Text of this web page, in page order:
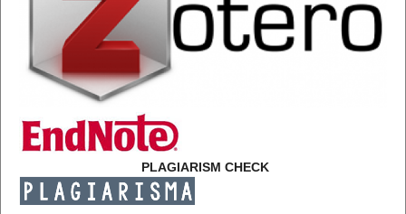
PLAGIARISM CHECK